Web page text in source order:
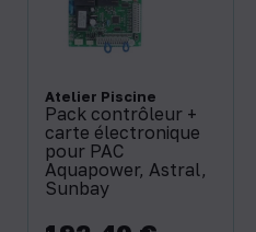
Atelier Piscine
Pack contrôleur +
carte électronique
pour PAC
Aquapower, Astral,
Sunbay